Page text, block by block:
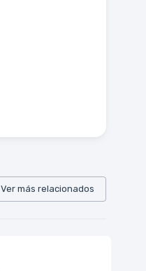
Ver más relacionados